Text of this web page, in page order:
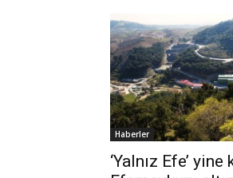
Haberler
‘Yalnız Efe’ yine